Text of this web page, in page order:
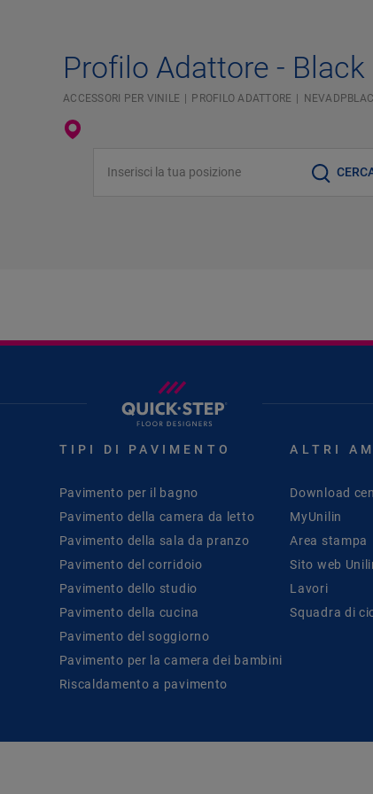
Profilo Adattore - Black
ACCESSORI PER VINILE PROFILO ADATTORE
TIPI DI PAVIMENTO
Pavimento per il bagno
Pavimento della camera da letto
Pavimento della sala da pranzo
Pavimento del corridoio
Pavimento dello studio
Pavimento della cucina
Pavimento del soggiorno
Pavimento per la camera dei bambini
Riscaldamento a pavimento
ALTRI
Download
MyUnilin
Area stampa
Sito web
Lavori
Squadra di